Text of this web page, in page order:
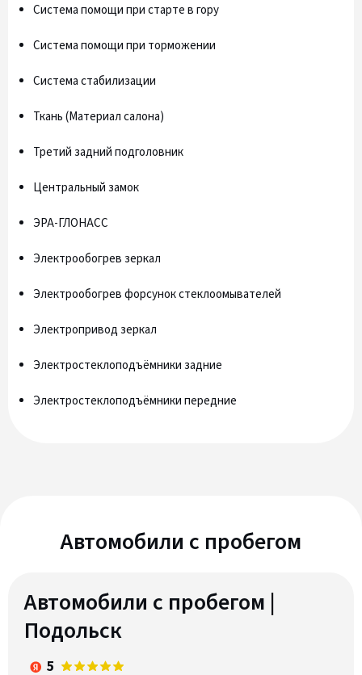
Система помощи при старте в гору
Система помощи при торможении
Система стабилизации
Ткань (Материал салона)
Третий задний подголовник
Центральный замок
ЭРА-ГЛОНАСС
Электрообогрев зеркал
Электрообогрев форсунок стеклоомывателей
Электропривод зеркал
Электростеклоподъёмники задние
Электростеклоподъёмники передние
Автомобили c пробегом
Автомобили с пробегом |
Подольск
5